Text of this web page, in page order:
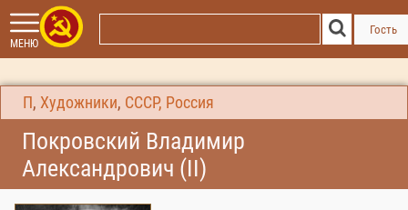
МЕНЮ
Гость
П , Художники, СССР, Россия
Покровский Владимир
Александрович (II)